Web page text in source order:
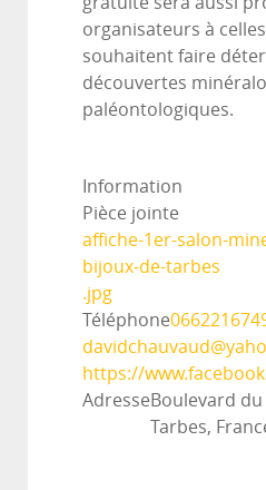
organisateurs à
souhaitent faire
découvertes
paléontologiques.
Information
Pièce jointe
affiche-1er-salon-
bijoux-de-tarbes
.jpg
Téléphone
https://
AdresseBoulevard
Tarbes,